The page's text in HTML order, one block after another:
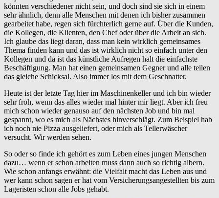
könnten verschiedener nicht sein, und doch sind sie sich in einem
sehr ähnlich, denn alle Menschen mit denen ich bisher zusammen
gearbeitet habe, regen sich fürchterlich gerne auf. Über die Kunden,
die Kollegen, die Klienten, den Chef oder über die Arbeit an sich.
Ich glaube das liegt daran, dass man kein wirklich gemeinsames
Thema finden kann und das ist wirklich nicht so einfach unter den
Kollegen und da ist das künstliche Aufregen halt die einfachste
Beschäftigung. Man hat einen gemeinsamen Gegner und alle teilen
das gleiche Schicksal. Also immer los mit dem Geschnatter.
Heute ist der letzte Tag hier im Maschinenkeller und ich bin wieder
sehr froh, wenn das alles wieder mal hinter mir liegt. Aber ich freu
mich schon wieder genauso auf den nächsten Job und bin mal
gespannt, wo es mich als Nächstes hinverschlägt. Zum Beispiel hab
ich noch nie Pizza ausgeliefert, oder mich als Tellerwäscher
versucht. Wir werden sehen.
So oder so finde ich gehört es zum Leben eines jungen Menschen
dazu… wenn er schon arbeiten muss dann auch so richtig albern.
Wie schon anfangs erwähnt: die Vielfalt macht das Leben aus und
wer kann schon sagen er hat vom Versicherungsangestellten bis zum
Lageristen schon alle Jobs gehabt.